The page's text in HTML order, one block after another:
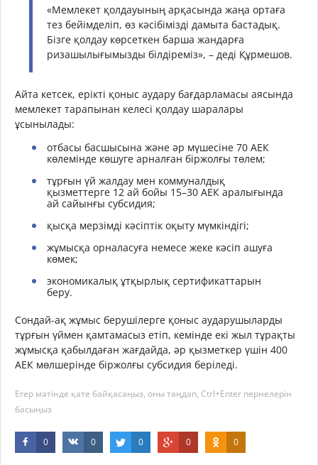
«Мемлекет қолдауының арқасында жаңа ортаға
тез бейімделіп, өз кәсібімізді дамыта бастадық.
Бізге қолдау көрсеткен барша жандарға
ризашылығымызды білдіреміз», – деді Құрмешов.
Айта кетсек, ерікті қоныс аудару бағдарламасы аясында
мемлекет тарапынан келесі қолдау шаралары
ұсынылады:
отбасы басшысына және әр мүшесіне 70 АЕК
көлемінде көшуге арналған біржолғы төлем;
тұрғын үй жалдау мен коммуналдық
қызметтерге 12 ай бойы 15–30 АЕК аралығында
ай сайынғы субсидия;
қысқа мерзімді кәсіптік оқыту мүмкіндігі;
жұмысқа орналасуға немесе жеке кәсіп ашуға
көмек;
экономикалық ұтқырлық сертификаттарын
беру.
Сондай-ақ жұмыс берушілерге қоныс аударушыларды
тұрғын үймен қамтамасыз етіп, кемінде екі жыл тұрақты
жұмысқа қабылдаған жағдайда, әр қызметкер үшін 400
АЕК мөлшерінде біржолғы субсидия беріледі.
Егер мәтінде қате байқасаңыз, оны таңдап, Ctrl+Enter пернелерін
басыңыз
0 0 0 0 0